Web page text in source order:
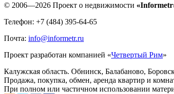
© 2006—2026 Проект о недвижимости
Телефон: +7 (484) 395-64-65
Почта: info@informetr.ru
Проект разработан компанией «Четвертый Рим»
Калужская область. Обнинск, Балабаново,
Продажа, покупка, обмен, аренда квартир и
При полном или частичном использовании